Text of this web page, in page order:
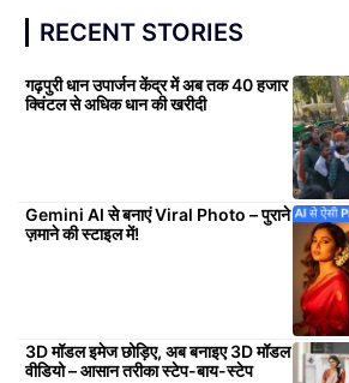
RECENT STORIES
गढ़पुरी धान उपार्जन केंद्र में अब तक 40 हजार
क्विंटल से अधिक धान की खरीदी
Gemini AI से बनाएं Viral Photo – पुराने
ज़माने की स्टाइल में!
3D मॉडल इमेज छोड़िए, अब बनाइए 3D मॉडल
वीडियो – आसान तरीका स्टेप-बाय-स्टेप